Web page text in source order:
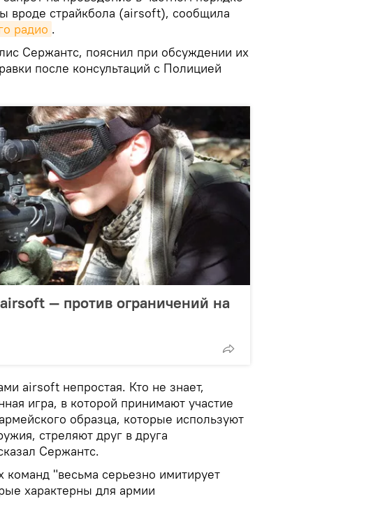
вроде страйкбола (airsoft), сообщила
радио .
Сержантс, пояснил при обсуждении их
после консультаций с Полицией
— против ограничений на
airsoft непростая. Кто не знает,
игра, в которой принимают участие
образца, которые используют
стреляют друг в друга
Сержантс.
команд "весьма серьезно имитирует
характерны для армии